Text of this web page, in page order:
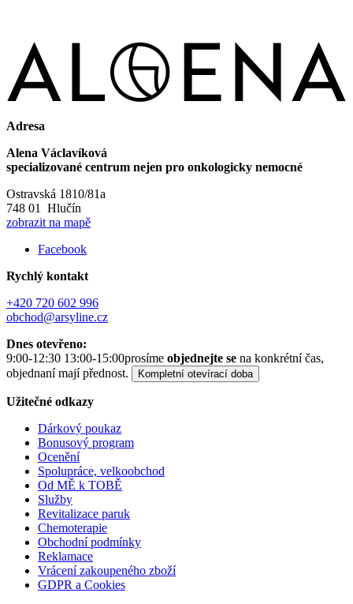
Adresa
Alena Václavíková
specializované centrum nejen pro onkologicky nemocné
Ostravská 1810/81a
748 01 Hlučín
zobrazit na mapě
Facebook
Rychlý kontakt
+420 720 602 996
obchod@arsyline.cz
Dnes otevřeno:
9:00-12:30 13:00-15:00prosíme objednejte se na konkrétní čas,
objednaní mají přednost.
Kompletní otevírací doba
Užitečné odkazy
Dárkový poukaz
Bonusový program
Ocenění
Spolupráce, velkoobchod
Od MĚ k TOBĚ
Služby
Revitalizace paruk
Chemoterapie
Obchodní podmínky
Reklamace
Vrácení zakoupeného zboží
GDPR a Cookies